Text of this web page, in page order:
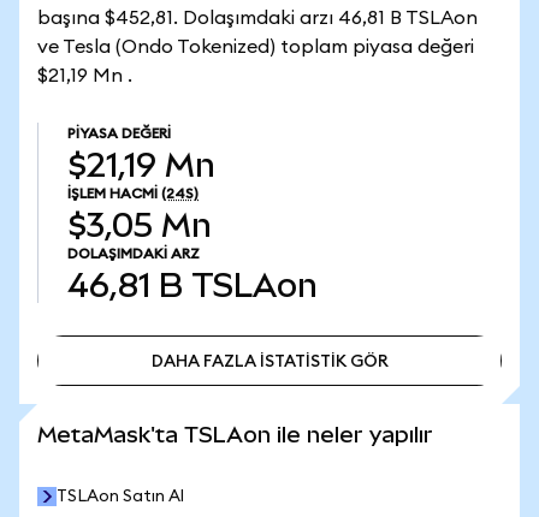
başına $452,81. Dolaşımdaki arzı 46,81 B TSLAon
ve Tesla (Ondo Tokenized) toplam piyasa değeri
$21,19 Mn .
PIYASA DEĞERI
$21,19 Mn
İŞLEM HACMI (24S)
$3,05 Mn
DOLAŞIMDAKI ARZ
46,81 B TSLAon
DAHA FAZLA İSTATİSTİK GÖR
MetaMask'ta TSLAon ile neler yapılır
TSLAon Satın Al